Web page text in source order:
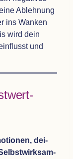
Ableh­nung
ins Wan­ken
wird dein
und
dei­